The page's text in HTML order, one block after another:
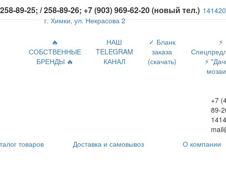
89-25; / 258-89-26; +7 (903) 969-62-20 (новый тел.)
г. Химки, ул. Некрасова 2
🔥
СОБСТВЕННЫЕ
БРЕНДЫ 🔥
НАШ
TELEGRAM
КАНАЛ
✓ Бланк
заказа
(скачать)
⚡
⚡
+7
89-
товаров Доставка и самовывоз О компании